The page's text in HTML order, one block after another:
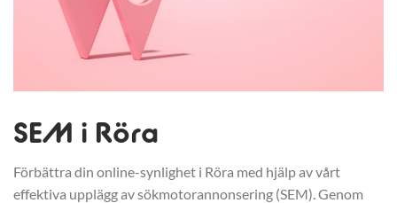
SEM i Röra
Förbättra din online-synlighet i Röra med hjälp av vårt
effektiva upplägg av sökmotorannonsering (SEM). Genom